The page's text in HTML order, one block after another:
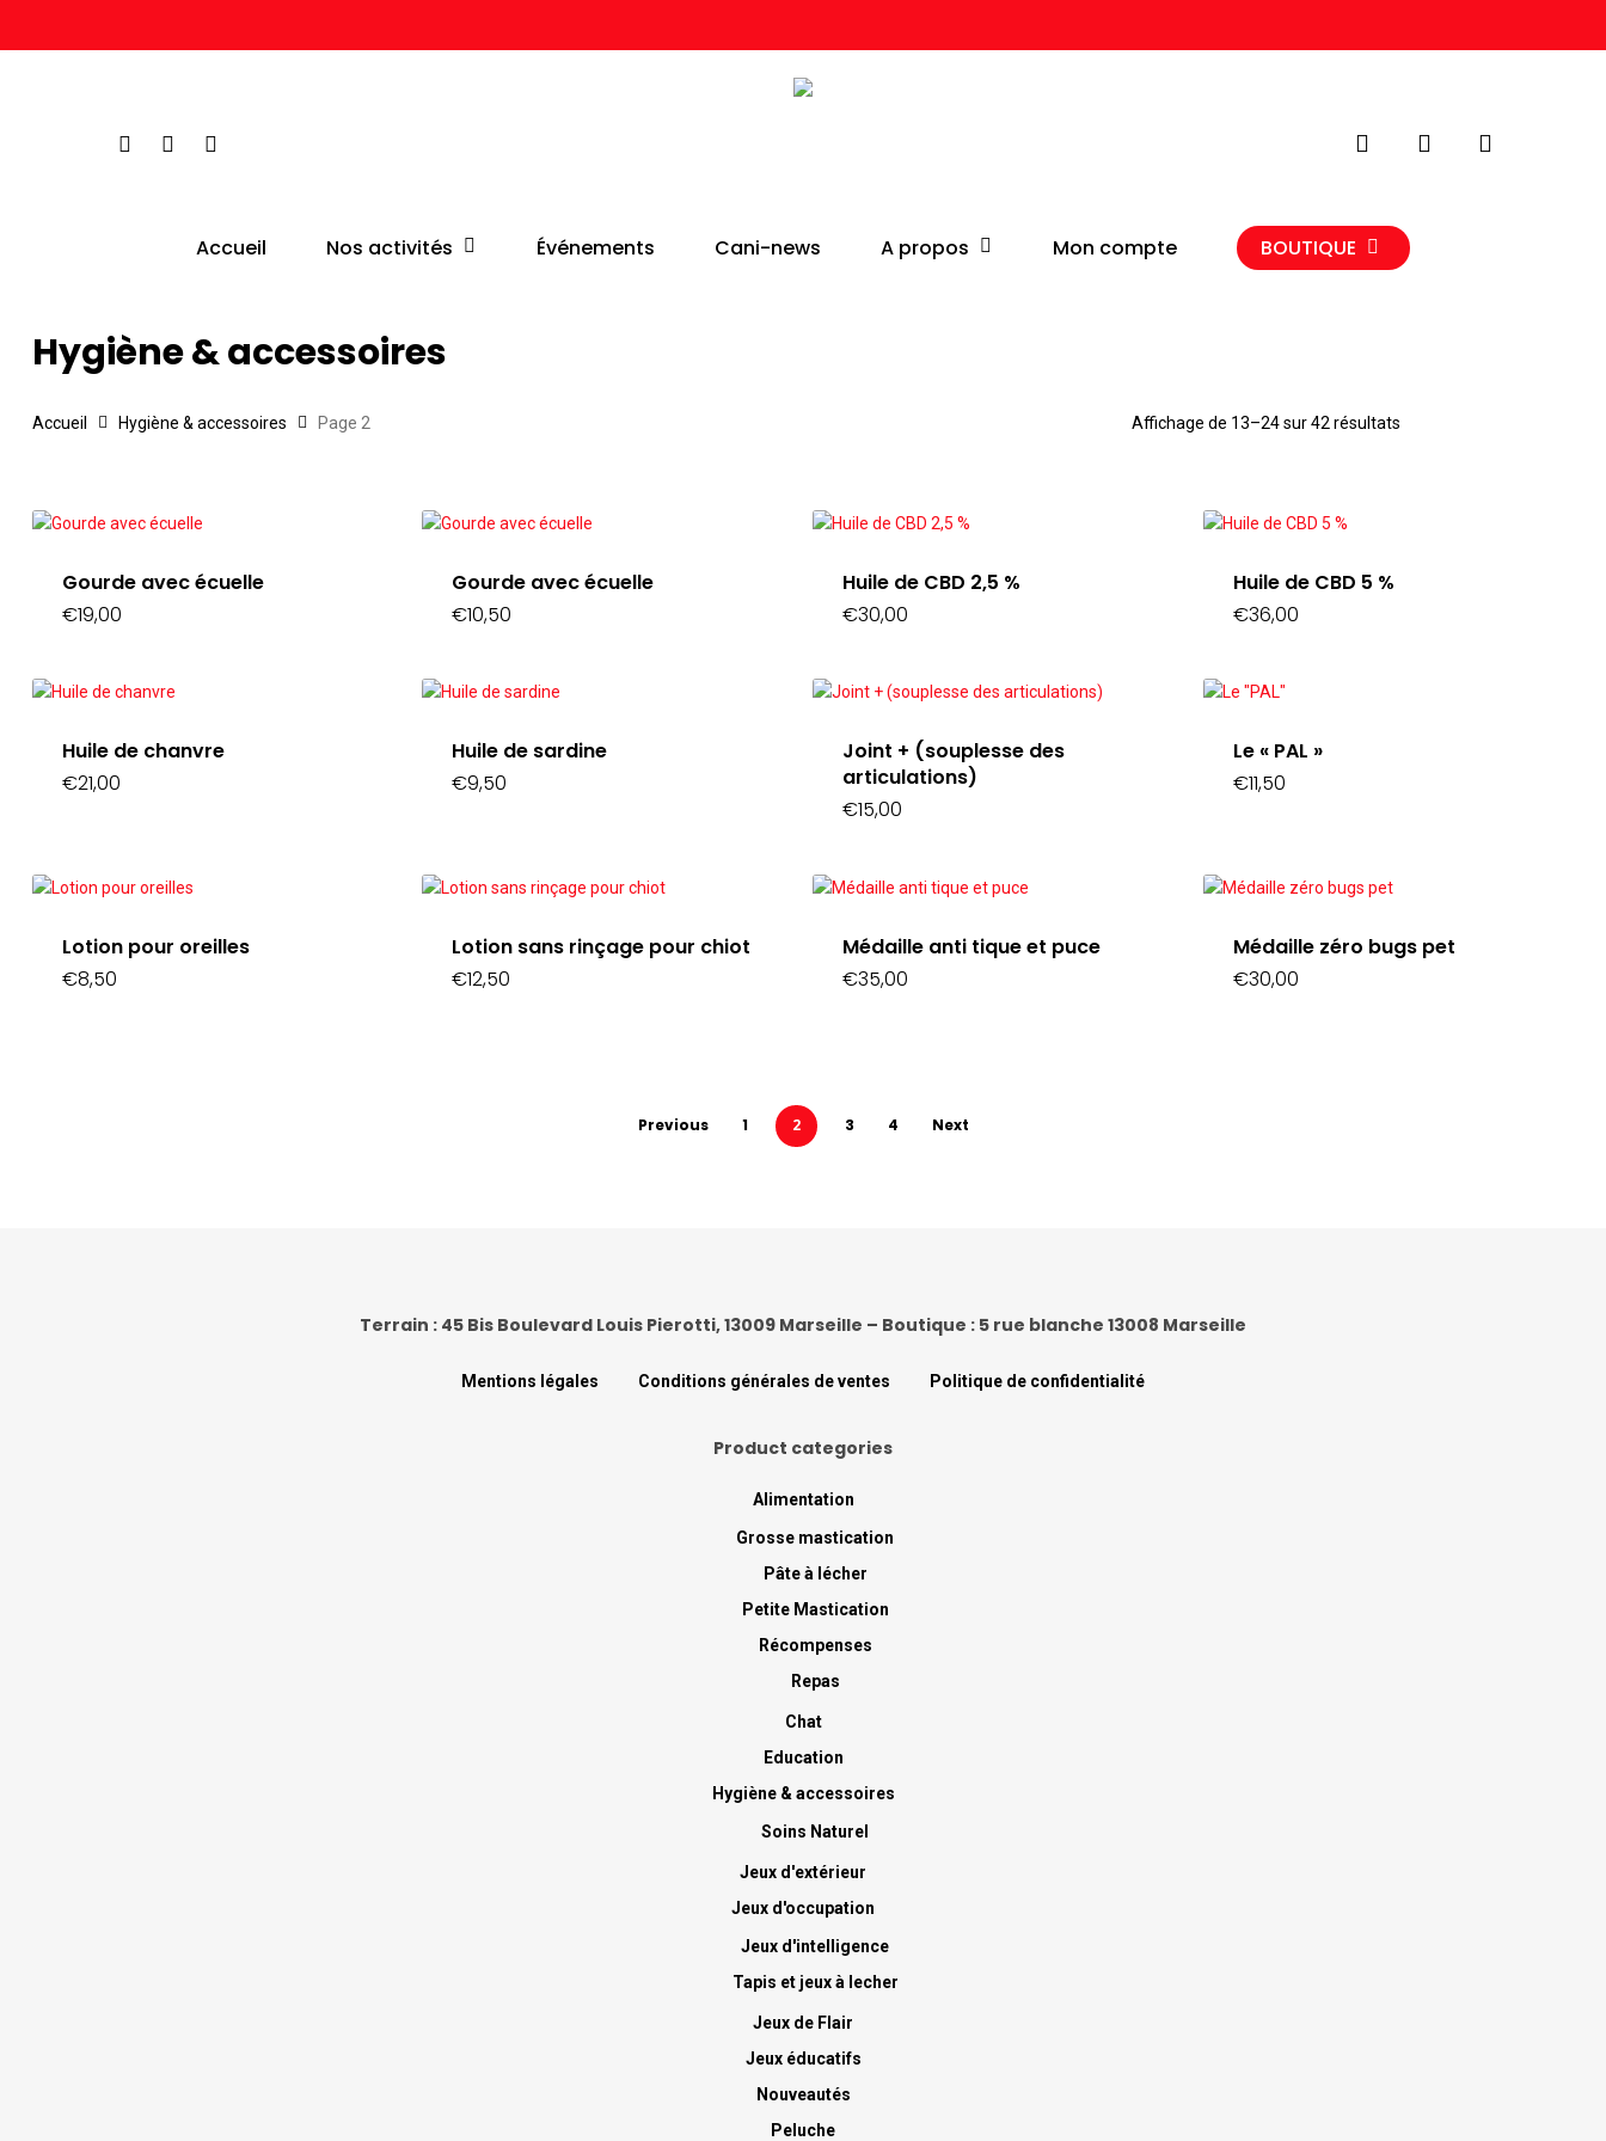
facebookgoogle-instagram
Accueil Nos activités Événements Cani-news A propos Mon compte BOUTIQUE
Hygiène & accessoires
Affichage de 13–24 sur 42 résultats
Accueil Hygiène & accessoires Page 2
Gourde avec écuelle
€19,00
Gourde avec écuelle
€10,50
Huile de CBD 2,5 %
€30,00
Huile de CBD 5 %
€36,00
Huile de chanvre
€21,00
Huile de sardine
€9,50
Joint + (souplesse des
articulations)
€15,00
Le « PAL »
€11,50
Lotion pour oreilles
€8,50
Lotion sans rinçage pour chiot
€12,50
Médaille anti tique et puce
€35,00
Médaille zéro bugs pet
€30,00
Previous 1 2 3 4 Next
Terrain : 45 Bis Boulevard Louis Pierotti, 13009 Marseille – Boutique : 5 rue blanche 13008 Marseille
Mentions légales Conditions générales de ventes Politique de confidentialité
Product categories
Alimentation
Grosse mastication
Pâte à lécher
Petite Mastication
Récompenses
Repas
Chat
Education
Hygiène & accessoires
Soins Naturel
Jeux d'extérieur
Jeux d'occupation
Jeux d'intelligence
Tapis et jeux à lecher
Jeux de Flair
Jeux éducatifs
Nouveautés
Peluche